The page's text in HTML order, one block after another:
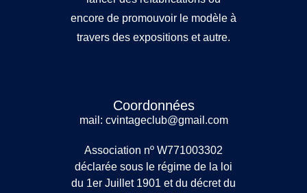
encore de promouvoir le modèle à
travers des expositions et autre.
Coordonnées
mail: cvintageclub@gmail.com
Association nº W771003302
déclarée sous le régime de la loi
du 1er Juillet 1901 et du décret du